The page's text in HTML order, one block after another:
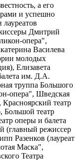
а его
и успешно
Дмитрий
опера",
Василева
молодых
Елизавета
им. Д.А.
труппа Большого
опера", Шведская
театр
Большой театр
оперы и балета
режиссер
Разенков (лауреат
Маска",
Театра